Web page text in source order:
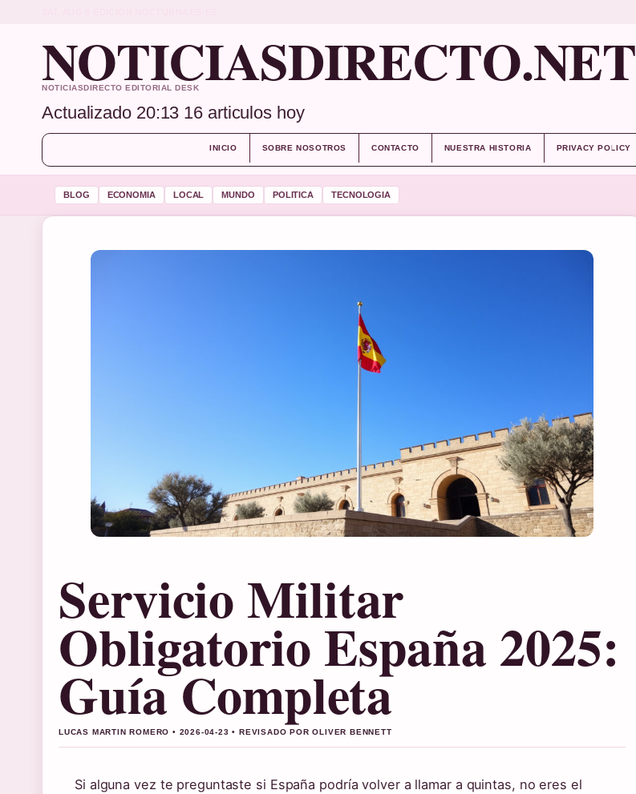
NOTICIASDIRECTO.NET
NOTICIASDIRECTO EDITORIAL DESK
Actualizado 20:13 16 articulos hoy
INICIO SOBRE NOSOTROS CONTACTO NUESTRA HISTORIA PRIVACY POLICY
BLOG ECONOMIA LOCAL MUNDO POLITICA TECNOLOGIA
Servicio Militar
Obligatorio España 2025:
Guía Completa
LUCAS MARTIN ROMERO • 2026-04-23 • REVISADO POR OLIVER BENNETT
Si alguna vez te preguntaste si España podría volver a llamar a quintas, no eres el